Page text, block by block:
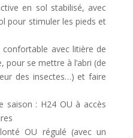
en sol stabilisé, avec
pour stimuler les pieds et
avec litière de
pour se mettre à l’abri (de
des insectes…) et faire
: H24 OU à accès
OU régulé (avec un